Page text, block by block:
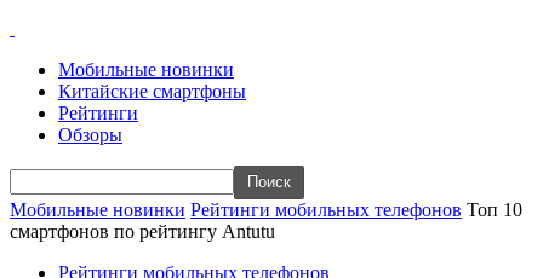
Мобильные новинки
Китайские смартфоны
Рейтинги
Обзоры
Мобильные новинки Рейтинги мобильных телефонов Топ 10
смартфонов по рейтингу Antutu
Рейтинги мобильных телефонов